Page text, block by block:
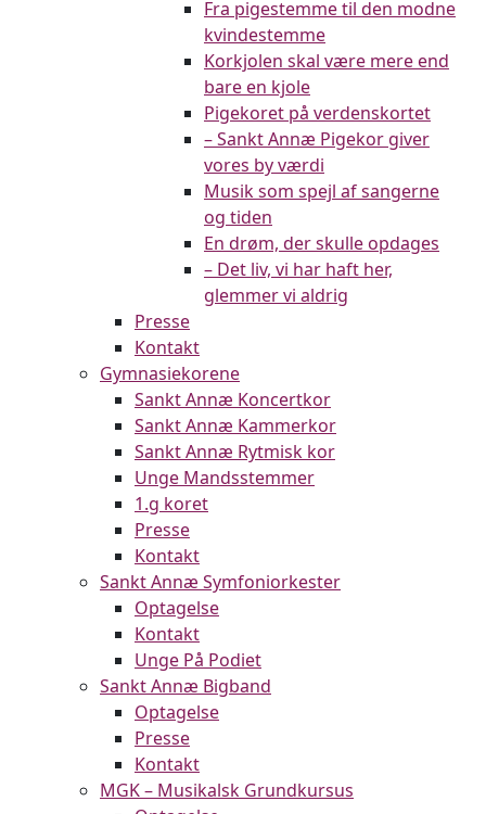
Fra pigestemme til den modne
kvindestemme
Korkjolen skal være mere end
bare en kjole
Pigekoret på verdenskortet
– Sankt Annæ Pigekor giver
vores by værdi
Musik som spejl af sangerne
og tiden
En drøm, der skulle opdages
– Det liv, vi har haft her,
glemmer vi aldrig
Presse
Kontakt
Gymnasiekorene
Sankt Annæ Koncertkor
Sankt Annæ Kammerkor
Sankt Annæ Rytmisk kor
Unge Mandsstemmer
1.g koret
Presse
Kontakt
Sankt Annæ Symfoniorkester
Optagelse
Kontakt
Unge På Podiet
Sankt Annæ Bigband
Optagelse
Presse
Kontakt
MGK – Musikalsk Grundkursus